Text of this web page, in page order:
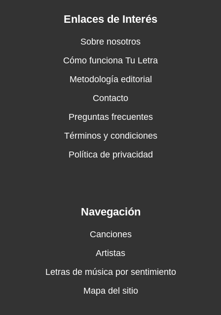
Enlaces de Interés
Sobre nosotros
Cómo funciona Tu Letra
Metodología editorial
Contacto
Preguntas frecuentes
Términos y condiciones
Política de privacidad
Navegación
Canciones
Artistas
Letras de música por sentimiento
Mapa del sitio